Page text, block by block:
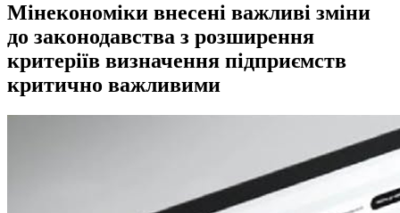
Мінекономіки внесені важливі зміни
до законодавства з розширення
критеріїв визначення підприємств
критично важливими